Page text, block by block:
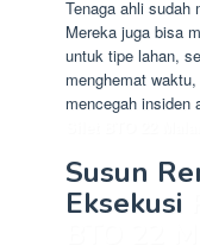
Tenaga ahli sudah
Mereka juga bisa
untuk tipe lahan,
menghemat
mencegah insiden
Susun
Eksekusi